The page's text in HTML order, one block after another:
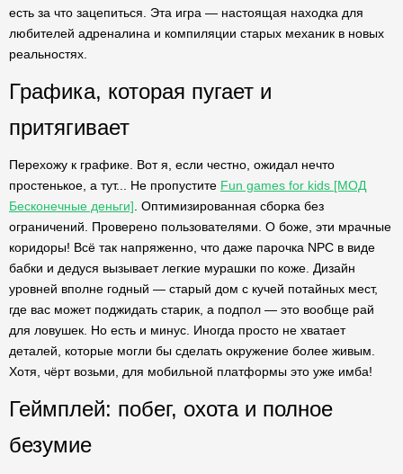
есть за что зацепиться. Эта игра — настоящая находка для
любителей адреналина и компиляции старых механик в новых
реальностях.
Графика, которая пугает и
притягивает
Перехожу к графике. Вот я, если честно, ожидал нечто
простенькое, а тут... Не пропустите Fun games for kids [МОД
Бесконечные деньги] . Оптимизированная сборка без
ограничений. Проверено пользователями. О боже, эти мрачные
коридоры! Всё так напряженно, что даже парочка NPC в виде
бабки и дедуся вызывает легкие мурашки по коже. Дизайн
уровней вполне годный — старый дом с кучей потайных мест,
где вас может поджидать старик, а подпол — это вообще рай
для ловушек. Но есть и минус. Иногда просто не хватает
деталей, которые могли бы сделать окружение более живым.
Хотя, чёрт возьми, для мобильной платформы это уже имба!
Геймплей: побег, охота и полное
безумие